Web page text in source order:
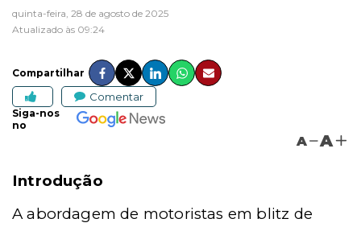
quinta-feira, 28 de agosto de 2025
Atualizado às 09:24
Compartilhar
Comentar
Siga-nos
no
A A
Introdução
A abordagem de motoristas em blitz de